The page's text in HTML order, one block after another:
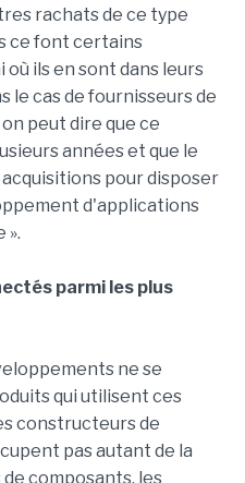
rachats de ce type
ce font certains
ils en sont dans leurs
le cas de fournisseurs de
peut dire que ce
années et que le
pour disposer
d'applications
».
parmi les plus
ne se
qui utilisent ces
constructeurs de
pas autant de la
composants, les